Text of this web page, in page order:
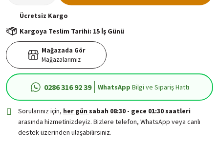
Ücretsiz Kargo
Kargoya Teslim Tarihi: 15 İş Günü
Mağazada Gör
Mağazalarımız
0286 316 92 39 WhatsApp Bilgi ve Sipariş Hattı
Sorularınız için, her gün sabah 08:30 - gece 01:30 saatleri
arasında hizmetinizdeyiz. Bizlere telefon, WhatsApp veya canlı
destek üzerinden ulaşabilirsiniz.